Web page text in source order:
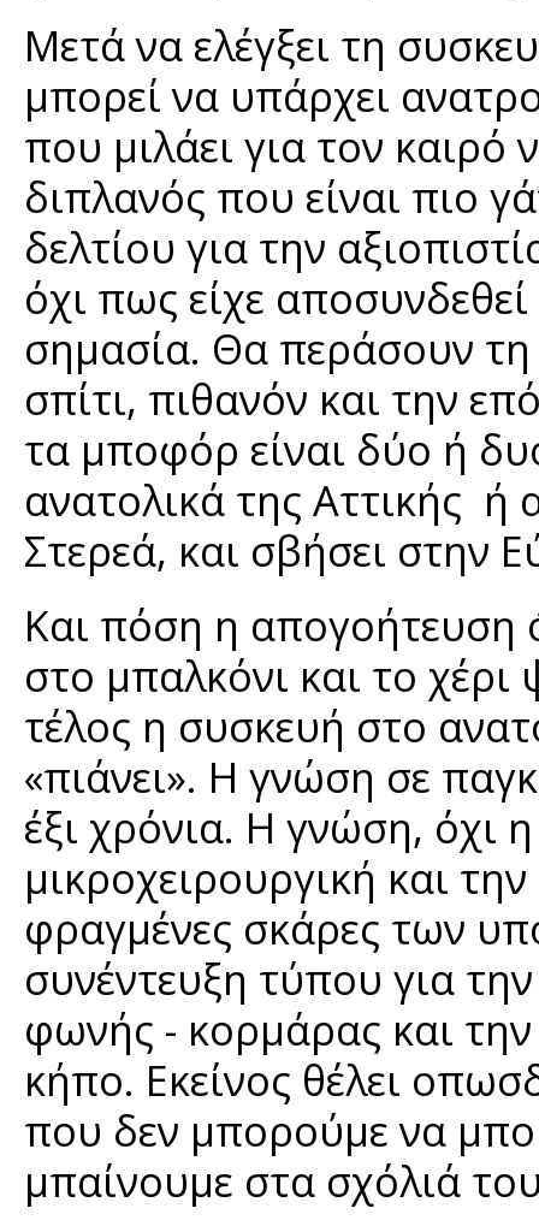
Μετά να ελέγξει τη
μπορεί να υπάρχει
που μιλάει για τον
διπλανός που είναι πιο
δελτίου για την
όχι πως είχε
σημασία. Θα περάσουν τη
σπίτι, πιθανόν και την
τα μποφόρ είναι δύο ή
ανατολικά της Αττικής ή
Στερεά, και σβήσει στην
Και πόση η απογοήτευση
στο μπαλκόνι και το
τέλος η συσκευή στο
«πιάνει». Η γνώση σε
έξι χρόνια. Η γνώση, όχι
μικροχειρουργική και
φραγμένες σκάρες των
συνέντευξη τύπου για
φωνής - κορμάρας και
κήπο. Εκείνος θέλει
που δεν μπορούμε να
μπαίνουμε στα σχόλιά